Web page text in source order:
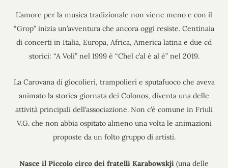
L’amore per la musica tradizionale non viene meno e con il
“Grop” inizia un’avventura che ancora oggi resiste. Centinaia
di concerti in Italia, Europa, Africa, America latina e due cd
storici: “A Voli” nel 1999 è “Chel c’al è al è” nel 2019.
La Carovana di giocolieri, trampolieri e sputafuoco che aveva
animato la storica giornata dei Colonos, diventa una delle
attività principali dell’associazione. Non c’è comune in Friuli
V.G. che non abbia ospitato almeno una volta le animazioni
proposte da un folto gruppo di artisti.
Nasce il Piccolo circo dei fratelli Karabowskji (una delle